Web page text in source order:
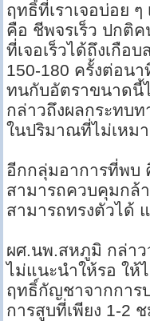
ฤทธิ์ที่เราเจอบ่อย
คือ ชีพจรเร็ว ปกติ
ที่เจอเร็วได้ถึงเกือ
150-180 ครั้งต่อน
ทนกับอัตราขนาดนี้
กล่าวถึงผลกระทบ
ในปริมาณที่ไม่เหม
อีกกลุ่มอาการที่พบ
สามารถควบคุมกล้
สามารถทรงตัวได้
ผศ.นพ.สหภูมิ กล่าว
ไม่แนะนำให้รอ ให้
ฤทธิ์กัญชาจากการ
การสูบที่เพียง 1-2